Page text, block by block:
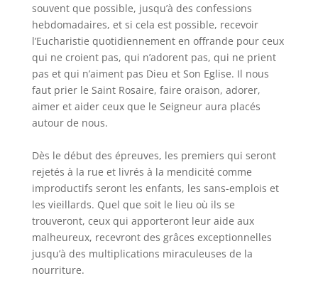
souvent que possible, jusqu’à des confessions
hebdomadaires, et si cela est possible, recevoir
l’Eucharistie quotidiennement en offrande pour ceux
qui ne croient pas, qui n’adorent pas, qui ne prient
pas et qui n’aiment pas Dieu et Son Eglise. Il nous
faut prier le Saint Rosaire, faire oraison, adorer,
aimer et aider ceux que le Seigneur aura placés
autour de nous.
Dès le début des épreuves, les premiers qui seront
rejetés à la rue et livrés à la mendicité comme
improductifs seront les enfants, les sans-emplois et
les vieillards. Quel que soit le lieu où ils se
trouveront, ceux qui apporteront leur aide aux
malheureux, recevront des grâces exceptionnelles
jusqu’à des multiplications miraculeuses de la
nourriture.